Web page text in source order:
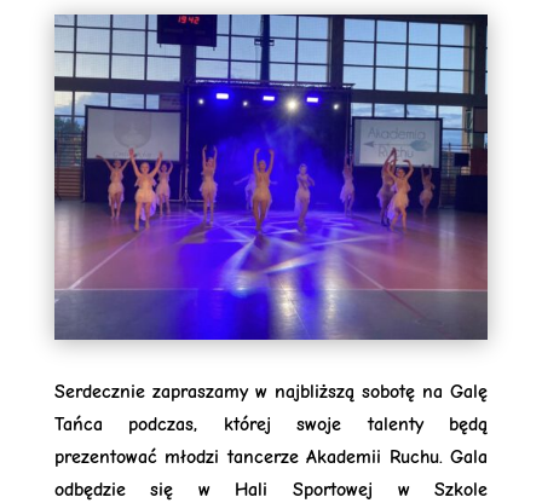
Serdecznie zapraszamy w najbliższą sobotę na Galę
Tańca podczas, której swoje talenty będą
prezentować młodzi tancerze Akademii Ruchu. Gala
odbędzie się w Hali Sportowej w Szkole